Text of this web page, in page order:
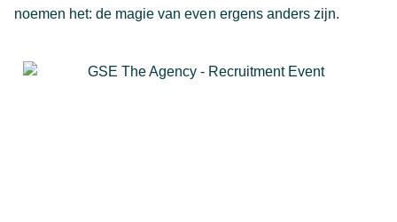
noemen het: de magie van even ergens anders zijn.